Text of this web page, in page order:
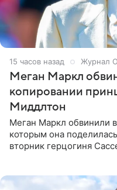
15 часов назад Журнал
Меган Маркл
копировании
Миддлтон
Меган Маркл обвинили
которым она
вторник герцогиня